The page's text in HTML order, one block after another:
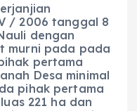
/ 2006 tanggal 8
dengan
murni pada pada
pertama
Desa minimal
pihak pertama
221 ha dan